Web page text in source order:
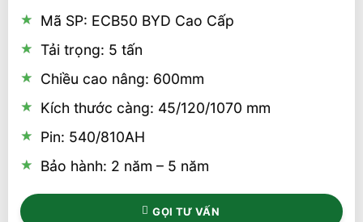
Mã SP: ECB50 BYD Cao Cấp
Tải trọng: 5 tấn
Chiều cao nâng: 600mm
Kích thước càng: 45/120/1070 mm
Pin: 540/810AH
Bảo hành: 2 năm – 5 năm
GỌI TƯ VẤN